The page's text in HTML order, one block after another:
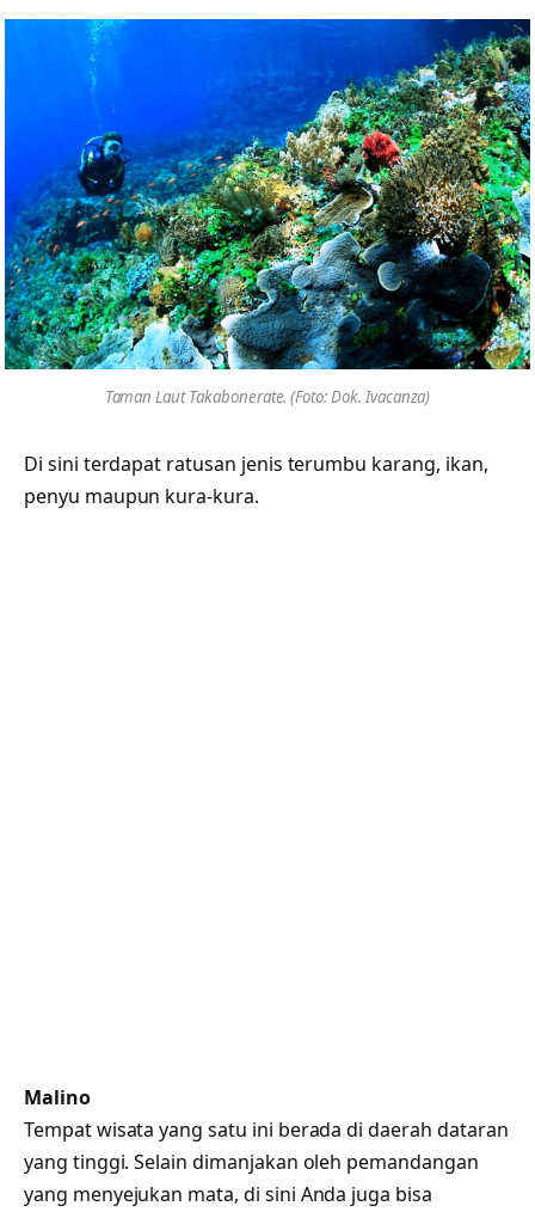
Taman Laut Takabonerate. (Foto: Dok. Ivacanza)
Di sini terdapat ratusan jenis terumbu karang, ikan,
penyu maupun kura-kura.
Malino
Tempat wisata yang satu ini berada di daerah dataran
yang tinggi. Selain dimanjakan oleh pemandangan
yang menyejukan mata, di sini Anda juga bisa